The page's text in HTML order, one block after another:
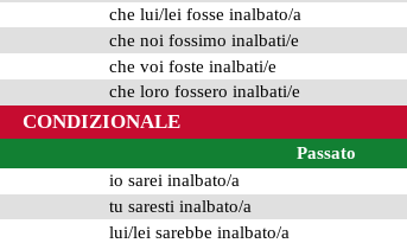
che lui/lei fosse inalbato/a
che noi fossimo inalbati/e
che voi foste inalbati/e
che loro fossero inalbati/e
CONDIZIONALE
Passato
io sarei inalbato/a
tu saresti inalbato/a
lui/lei sarebbe inalbato/a